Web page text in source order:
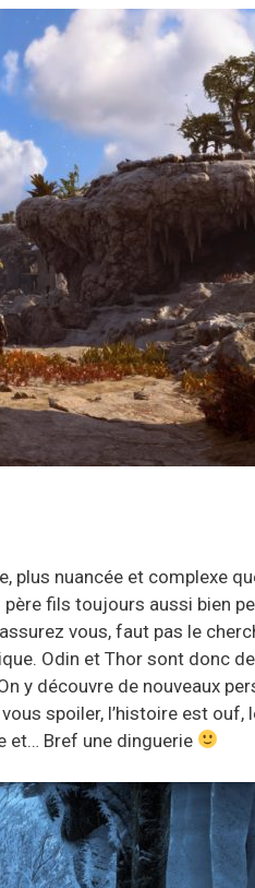
nuancée et complexe
fils toujours aussi bien
vous, faut pas le
Odin et Thor sont donc
y découvre de nouveaux
spoiler, l’histoire est
et… Bref une dinguerie